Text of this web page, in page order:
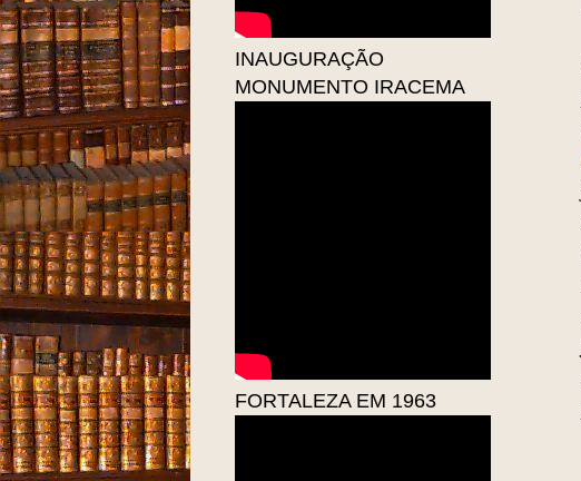
INAUGURAÇÃO
MONUMENTO IRACEMA
FORTALEZA EM 1963